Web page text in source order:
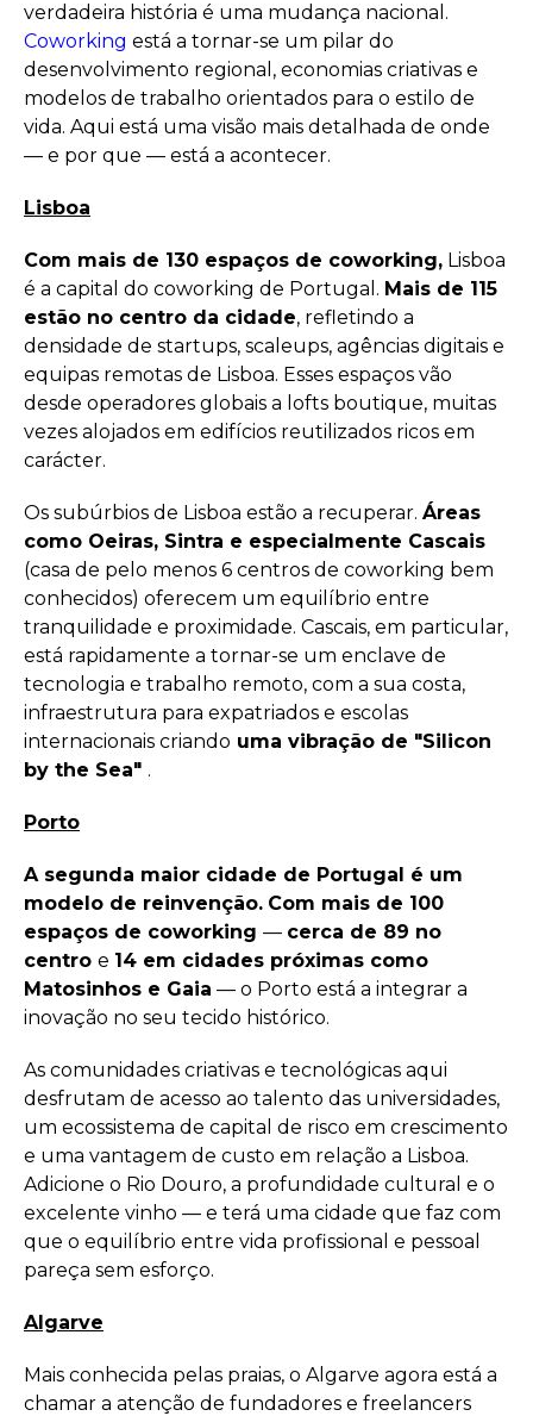
verdadeira história é uma mudança nacional.
Coworking está a tornar-se um pilar do
desenvolvimento regional, economias criativas e
modelos de trabalho orientados para o estilo de
vida. Aqui está uma visão mais detalhada de onde
— e por que — está a acontecer.
Lisboa
Com mais de 130 espaços de coworking, Lisboa
é a capital do coworking de Portugal. Mais de 115
estão no centro da cidade, refletindo a
densidade de startups, scaleups, agências digitais e
equipas remotas de Lisboa. Esses espaços vão
desde operadores globais a lofts boutique, muitas
vezes alojados em edifícios reutilizados ricos em
carácter.
Os subúrbios de Lisboa estão a recuperar. Áreas
como Oeiras, Sintra e especialmente Cascais
(casa de pelo menos 6 centros de coworking bem
conhecidos) oferecem um equilíbrio entre
tranquilidade e proximidade. Cascais, em particular,
está rapidamente a tornar-se um enclave de
tecnologia e trabalho remoto, com a sua costa,
infraestrutura para expatriados e escolas
internacionais criando uma vibração de "Silicon
by the Sea" .
Porto
A segunda maior cidade de Portugal é um
modelo de reinvenção. Com mais de 100
espaços de coworking — cerca de 89 no
centro e 14 em cidades próximas como
Matosinhos e Gaia — o Porto está a integrar a
inovação no seu tecido histórico.
As comunidades criativas e tecnológicas aqui
desfrutam de acesso ao talento das universidades,
um ecossistema de capital de risco em crescimento
e uma vantagem de custo em relação a Lisboa.
Adicione o Rio Douro, a profundidade cultural e o
excelente vinho — e terá uma cidade que faz com
que o equilíbrio entre vida profissional e pessoal
pareça sem esforço.
Algarve
Mais conhecida pelas praias, o Algarve agora está a
chamar a atenção de fundadores e freelancers